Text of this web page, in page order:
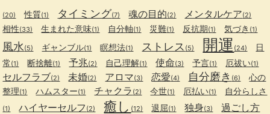
(20) 性質(1) タイミング(7) 魂の目的(2) メンタルケア(2)
相性(33) 生まれた意味(1) 自分軸(1) 災難(1) 反抗期(1) 気づき (1)
風水(5) ギャンブル(1) 瞑想法(1) ストレス (5) 開運 (24)
日
常 (1) 断捨離(1) 予兆(2) 自己理解(1) 使命(3) 予言(1) 厄祓い(1)
セルフラブ(2) 未婚(2) アロマ(3) 恋愛(4) 自分磨き (6)
心の
整理(1) ハムスター(1) チャクラ (2) 今世(1) 厄払い(1) 自分らしさ
(1) ハイヤーセルフ (2) 癒し (12) 退屈(1) 独身(3) 過ごし方